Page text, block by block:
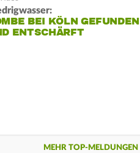
BEI KÖLN GEFUNDEN
ENTSCHÄRFT
MEHR TOP-MELDUNGEN